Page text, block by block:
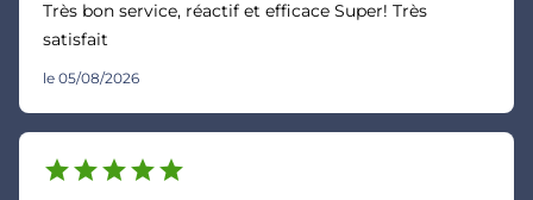
Très bon service, réactif et efficace Super! Très
satisfait
le 05/08/2026
starstarstarstarstar